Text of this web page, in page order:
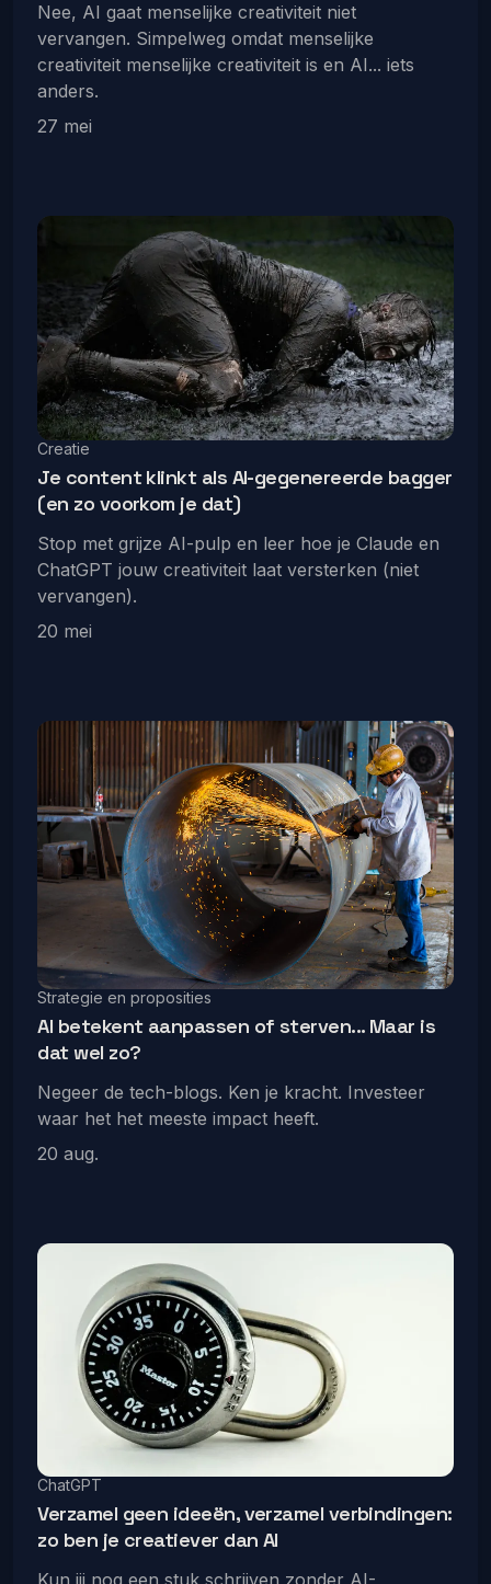
Nee, AI gaat menselijke creativiteit niet
vervangen. Simpelweg omdat menselijke
creativiteit menselijke creativiteit is en AI... iets
anders.
27 mei
Creatie
Je content klinkt als AI-gegenereerde bagger
(en zo voorkom je dat)
Stop met grijze AI-pulp en leer hoe je Claude en
ChatGPT jouw creativiteit laat versterken (niet
vervangen).
20 mei
Strategie en proposities
AI betekent aanpassen of sterven... Maar is
dat wel zo?
Negeer de tech-blogs. Ken je kracht. Investeer
waar het het meeste impact heeft.
20 aug.
ChatGPT
Verzamel geen ideeën, verzamel verbindingen:
zo ben je creatiever dan AI
Kun jij nog een stuk schrijven zonder AI-